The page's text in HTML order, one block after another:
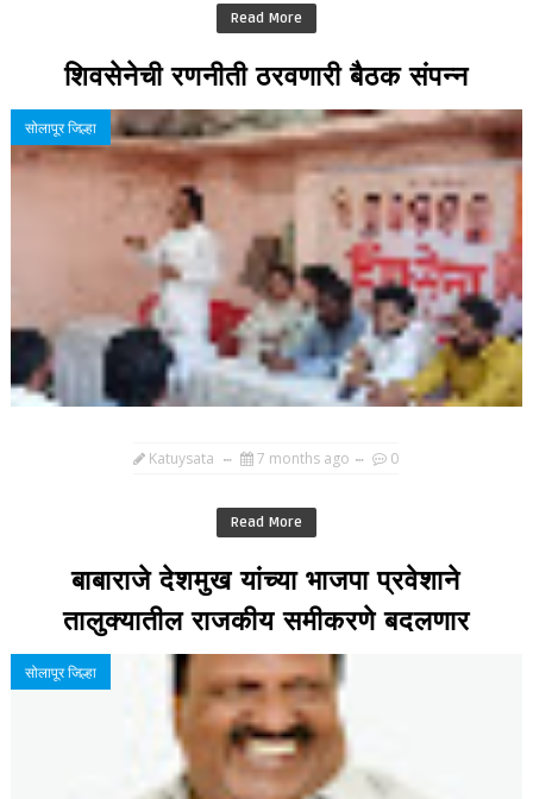
Read More
शिवसेनेची रणनीती ठरवणारी बैठक संपन्न
सोलापूर जिल्हा
Katuysata 7 months ago 0
Read More
बाबाराजे देशमुख यांच्या भाजपा प्रवेशाने
तालुक्यातील राजकीय समीकरणे बदलणार
सोलापूर जिल्हा